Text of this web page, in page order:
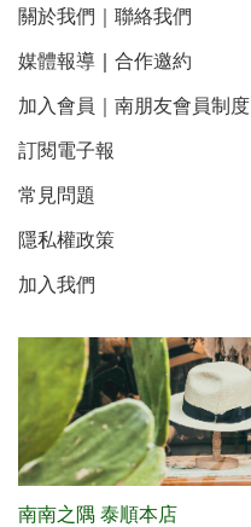
關於我們 聯絡我們
媒體報導 合作邀約
加入會員｜南朋友會員制度
訂閱電子報
常見問題
隱私權政策
加入我們
南南之隅 泰順本店